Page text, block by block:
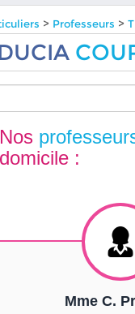
> Professeurs >
Nos
domicile :
Mme C.